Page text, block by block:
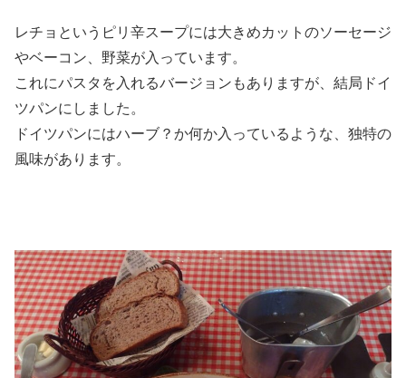
レチョというピリ辛スープには大きめカットのソーセージ
やベーコン、野菜が入っています。
これにパスタを入れるバージョンもありますが、結局ドイ
ツパンにしました。
ドイツパンにはハーブ？か何か入っているような、独特の
風味があります。